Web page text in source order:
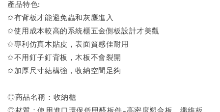
產品特色:
✩有背板才能避免蟲和灰塵進入
✩使用成本較高的系統櫃五金側板設計才美觀
✩專利仿真木貼皮，表面質感佳耐用
✩不用釘子釘背板，木板不會裂開
✩加厚尺寸結構強，收納空間足夠
◎商品名稱：收納櫃
◎材質：使用進口環保低甲醛板件-高密度塑合板、纖維板